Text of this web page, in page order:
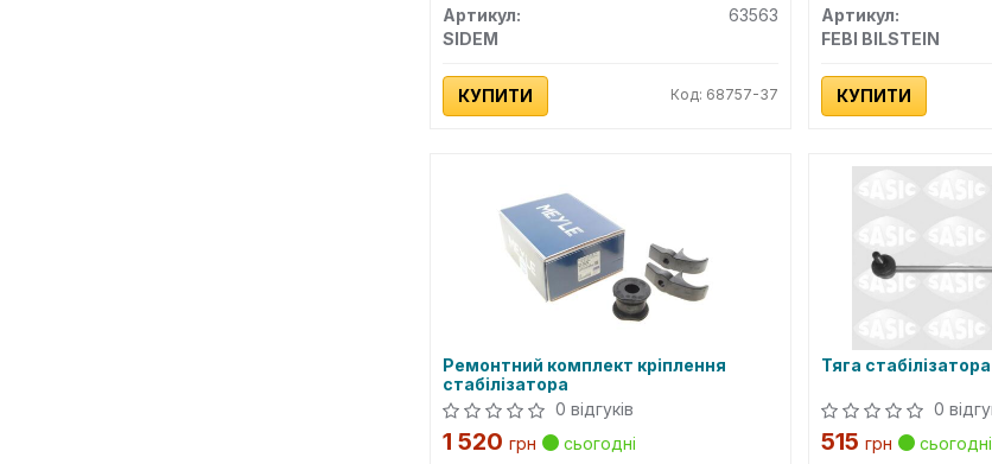
Артикул:
63563
SIDEM
КУПИТИ Код: 68757-37
Артикул:
FEBI BILSTEIN
КУПИТИ
Ремонтний комплект кріплення
стабілізатора
0 відгуків
1 520 грн
сьогодні
Тяга стабілізатора
0
515грн
сьогодні